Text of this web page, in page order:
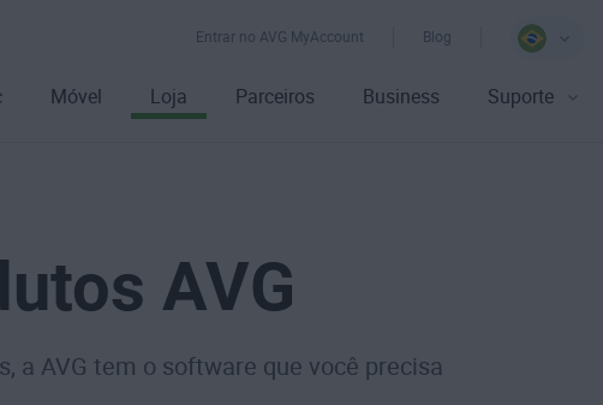
Entrar no AVG MyAccount Blog
Móvel Loja Parceiros Business Suporte
AVG
a AVG tem o software que você precisa